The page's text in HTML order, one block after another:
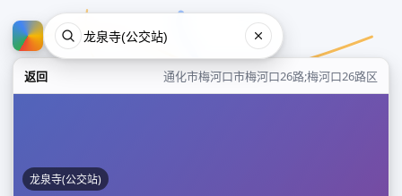
返回 通化市梅河口市梅河口26路;梅河口26路区
龙泉寺(公交站)